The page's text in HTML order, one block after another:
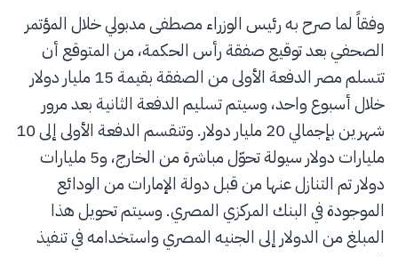
وفقاً لما صرح به رئيس الوزراء مصطفى مدبولي خلال المؤتمر
الصحفي بعد توقيع صفقة رأس الحكمة، من المتوقع أن
تتسلم مصر الدفعة الأولى من الصفقة بقيمة 15 مليار دولار
خلال أسبوع واحد، وسيتم تسليم الدفعة الثانية بعد مرور
شهرين بإجمالي 20 مليار دولار. وتنقسم الدفعة الأولى إلى 10
مليارات دولار سيولة تحوّل مباشرة من الخارج، و5 مليارات
دولار تم التنازل عنها من قبل دولة الإمارات من الودائع
الموجودة في البنك المركزي المصري. وسيتم تحويل هذا
المبلغ من الدولار إلى الجنيه المصري واستخدامه في تنفيذ